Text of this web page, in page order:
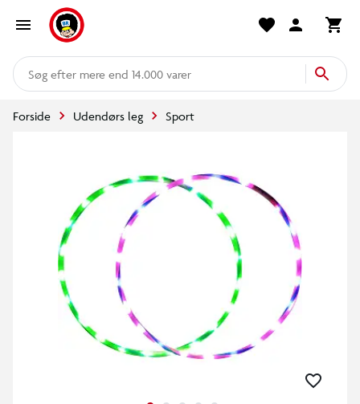
mere end 14.000 varer
Forside Udendørs leg Sport